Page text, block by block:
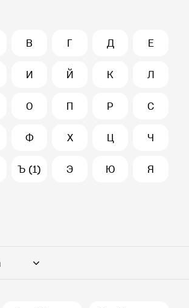
В Г Д Е
И Й К Л
О П Р С
Ф Х Ц Ч
Ъ (1) Э Ю Я